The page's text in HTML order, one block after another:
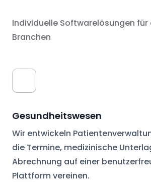
Individuelle Softwarelösungen für
Branchen
Gesundheitswesen
Wir entwickeln
die Termine, medizinische
Abrechnung auf einer
Plattform vereinen.